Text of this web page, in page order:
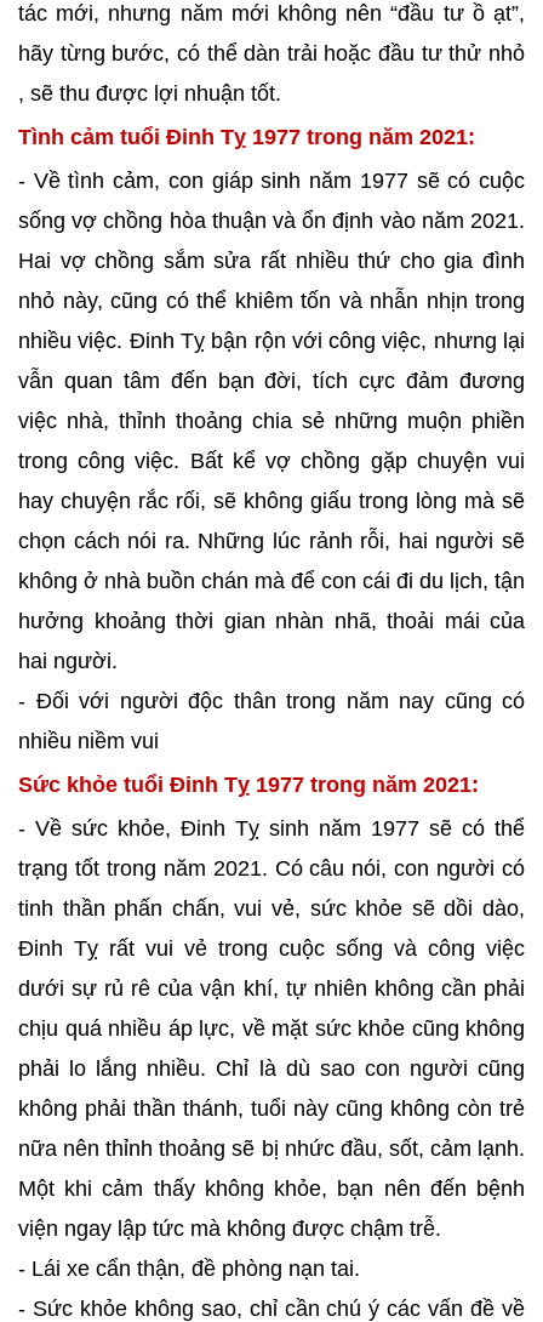
tác mới, nhưng năm mới không nên “đầu tư ồ ạt”,
hãy từng bước, có thể dàn trải hoặc đầu tư thử nhỏ
, sẽ thu được lợi nhuận tốt.
Tình cảm tuổi Đinh Tỵ 1977 trong năm 2021:
- Về tình cảm, con giáp sinh năm 1977 sẽ có cuộc
sống vợ chồng hòa thuận và ổn định vào năm 2021.
Hai vợ chồng sắm sửa rất nhiều thứ cho gia đình
nhỏ này, cũng có thể khiêm tốn và nhẫn nhịn trong
nhiều việc. Đinh Tỵ bận rộn với công việc, nhưng lại
vẫn quan tâm đến bạn đời, tích cực đảm đương
việc nhà, thỉnh thoảng chia sẻ những muộn phiền
trong công việc. Bất kể vợ chồng gặp chuyện vui
hay chuyện rắc rối, sẽ không giấu trong lòng mà sẽ
chọn cách nói ra. Những lúc rảnh rỗi, hai người sẽ
không ở nhà buồn chán mà để con cái đi du lịch, tận
hưởng khoảng thời gian nhàn nhã, thoải mái của
hai người.
- Đối với người độc thân trong năm nay cũng có
nhiều niềm vui
Sức khỏe tuổi Đinh Tỵ 1977 trong năm 2021:
- Về sức khỏe, Đinh Tỵ sinh năm 1977 sẽ có thể
trạng tốt trong năm 2021. Có câu nói, con người có
tinh thần phấn chấn, vui vẻ, sức khỏe sẽ dồi dào,
Đinh Tỵ rất vui vẻ trong cuộc sống và công việc
dưới sự rủ rê của vận khí, tự nhiên không cần phải
chịu quá nhiều áp lực, về mặt sức khỏe cũng không
phải lo lắng nhiều. Chỉ là dù sao con người cũng
không phải thần thánh, tuổi này cũng không còn trẻ
nữa nên thỉnh thoảng sẽ bị nhức đầu, sốt, cảm lạnh.
Một khi cảm thấy không khỏe, bạn nên đến bệnh
viện ngay lập tức mà không được chậm trễ.
- Lái xe cẩn thận, đề phòng nạn tai.
- Sức khỏe không sao, chỉ cần chú ý các vấn đề về